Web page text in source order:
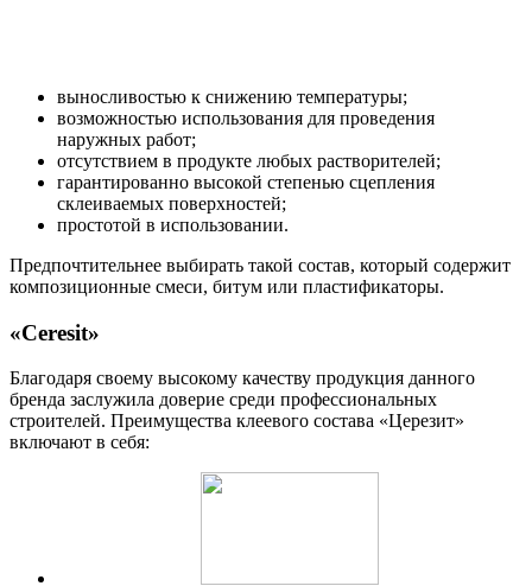
выносливостью к снижению температуры;
возможностью использования для проведения
наружных работ;
отсутствием в продукте любых растворителей;
гарантированно высокой степенью сцепления
склеиваемых поверхностей;
простотой в использовании.
Предпочтительнее выбирать такой состав, который содержит
композиционные смеси, битум или пластификаторы.
«Ceresit»
Благодаря своему высокому качеству продукция данного
бренда заслужила доверие среди профессиональных
строителей. Преимущества клеевого состава «Церезит»
включают в себя: